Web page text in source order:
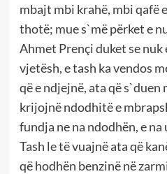
mbajt mbi krahë, mbi qafë
thotë; mue s`më përket e
Ahmet Prençi duket se nuk
vjetësh, e tash ka vendos
që e ndjejnë, ata që s`duen
krijojnë ndodhitë e
fundja ne na ndodhën, e
Tash le të vuajnë ata që
që hodhën benzinë në